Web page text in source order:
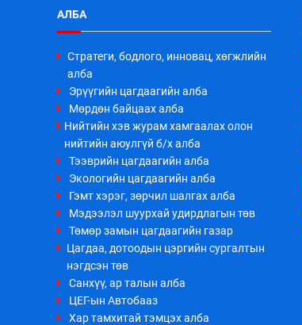
АЛБА
Стратеги, бодлого, инновац, хөгжлийн
алба
Эрүүгийн цагдаагийн алба
Мөрдөн байцаах алба
Нийтийн хэв журам хамгаалах олон
нийтийн аюулгүй б/х алба
Тээврийн цагдаагийн алба
Экологийн цагдаагийн алба
Гэмт хэрэг, зөрчил шалгах алба
Мэдээлэл шуурхай удирдлагын төв
Төмөр замын цагдаагийн газар
Цагдаа, дотоодын цэргийн сургалтын
нэгдсэн төв
Санхүү, ар талын алба
ЦЕГ-ын Автобааз
Хар тамхитай тэмцэх алба